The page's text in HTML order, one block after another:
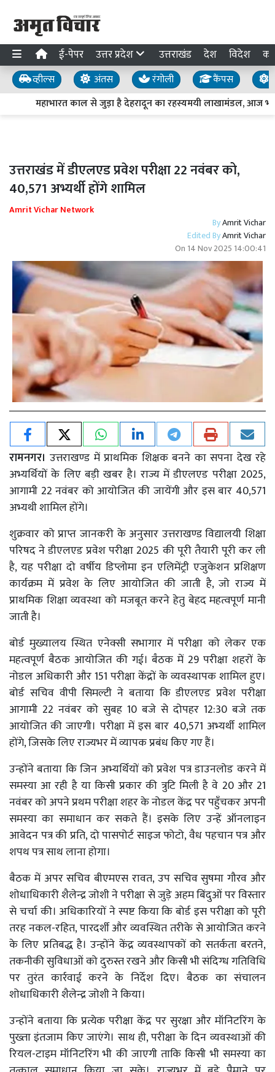
ई-पेपर उत्तर प्रदेश उत्तराखंड देश विदेश
व्हील्स अंतस रंगोली कैंपस
महाभारत काल से जुड़ा है देहरादून का रहस्यमयी लाखामंडल, आज भी
उत्तराखंड में डीएलएड प्रवेश परीक्षा 22 नवंबर को,
40,571 अभ्यर्थी होंगे शामिल
Amrit Vichar Network
ByAmrit Vichar
Edited ByAmrit Vichar
On 14 Nov 2025 14:00:41
रामनगर।उत्तराखण्ड में प्राथमिक शिक्षक बनने का सपना देख रहे
अभ्यर्थियों के लिए बड़ी खबर है। राज्य में डीएलएड परीक्षा 2025,
आगामी 22 नवंबर को आयोजित की जायेंगी और इस बार 40,571
अभ्यथी शामिल होंगे।
शुक्रवार को प्राप्त जानकरी के अनुसार उत्तराखण्ड विद्यालयी शिक्षा
परिषद ने डीएलएड प्रवेश परीक्षा 2025 की पूरी तैयारी पूरी कर ली
है, यह परीक्षा दो वर्षीय डिप्लोमा इन एलिमेंट्री एजुकेशन प्रशिक्षण
कार्यक्रम में प्रवेश के लिए आयोजित की जाती है, जो राज्य में
प्राथमिक शिक्षा व्यवस्था को मजबूत करने हेतु बेहद महत्वपूर्ण मानी
जाती है।
बोर्ड मुख्यालय स्थित एनेक्सी सभागार में परीक्षा को लेकर एक
महत्वपूर्ण बैठक आयोजित की गई। बैठक में 29 परीक्षा शहरों के
नोडल अधिकारी और 151 परीक्षा केंद्रों के व्यवस्थापक शामिल हुए।
बोर्ड सचिव वीपी सिमल्टी ने बताया कि डीएलएड प्रवेश परीक्षा
आगामी 22 नवंबर को सुबह 10 बजे से दोपहर 12:30 बजे तक
आयोजित की जाएगी। परीक्षा में इस बार 40,571 अभ्यर्थी शामिल
होंगे, जिसके लिए राज्यभर में व्यापक प्रबंध किए गए हैं।
उन्होंने बताया कि जिन अभ्यर्थियों को प्रवेश पत्र डाउनलोड करने में
समस्या आ रही है या किसी प्रकार की त्रुटि मिली है वे 20 और 21
नवंबर को अपने प्रथम परीक्षा शहर के नोडल केंद्र पर पहुँचकर अपनी
समस्या का समाधान कर सकते हैं। इसके लिए उन्हें ऑनलाइन
आवेदन पत्र की प्रति, दो पासपोर्ट साइज फोटो, वैध पहचान पत्र और
शपथ पत्र साथ लाना होगा।
बैठक में अपर सचिव बीएमएस रावत, उप सचिव सुषमा गौरव और
शोधाधिकारी शैलेन्द्र जोशी ने परीक्षा से जुड़े अहम बिंदुओं पर विस्तार
से चर्चा की। अधिकारियों ने स्पष्ट किया कि बोर्ड इस परीक्षा को पूरी
तरह नकल-रहित, पारदर्शी और व्यवस्थित तरीके से आयोजित करने
के लिए प्रतिबद्ध है। उन्होंने केंद्र व्यवस्थापकों को सतर्कता बरतने,
तकनीकी सुविधाओं को दुरुस्त रखने और किसी भी संदिग्ध गतिविधि
पर तुरंत कार्रवाई करने के निर्देश दिए। बैठक का संचालन
शोधाधिकारी शैलेन्द्र जोशी ने किया।
उन्होंने बताया कि प्रत्येक परीक्षा केंद्र पर सुरक्षा और मॉनिटरिंग के
पुख्ता इंतजाम किए जाएंगे। साथ ही, परीक्षा के दिन व्यवस्थाओं की
रियल-टाइम मॉनिटरिंग भी की जाएगी ताकि किसी भी समस्या का